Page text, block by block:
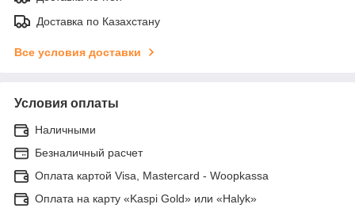
Доставка по Казахстану
Все условия доставки
Условия оплаты
Наличными
Безналичный расчет
Оплата картой Visa, Mastercard - Woopkassa
Оплата на карту «Kaspi Gold» или «Halyk»